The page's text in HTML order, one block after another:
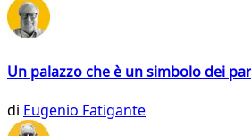
Un palazzo che è un simbolo dei
di Eugenio Fatigante